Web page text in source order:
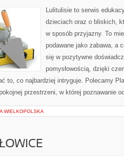
Lulitulisie to serwis
dzieciach oraz o bliskich,
w sposób przyjazny. To
podawane jako zabawa, a
się w pozytywne
pomysłowością, dzięki
to, co najbardziej intryguje. Polecamy
przestrzeni, w której poznawanie
WIELKOPOLSKA